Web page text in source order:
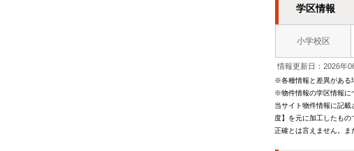
学区情報
小学校区
情報更新日：2026年
※各種情報と差異がある
※物件情報の学区情報に
当サイト物件情報に記
度】を元に加工したも
正確とは言えません。ま